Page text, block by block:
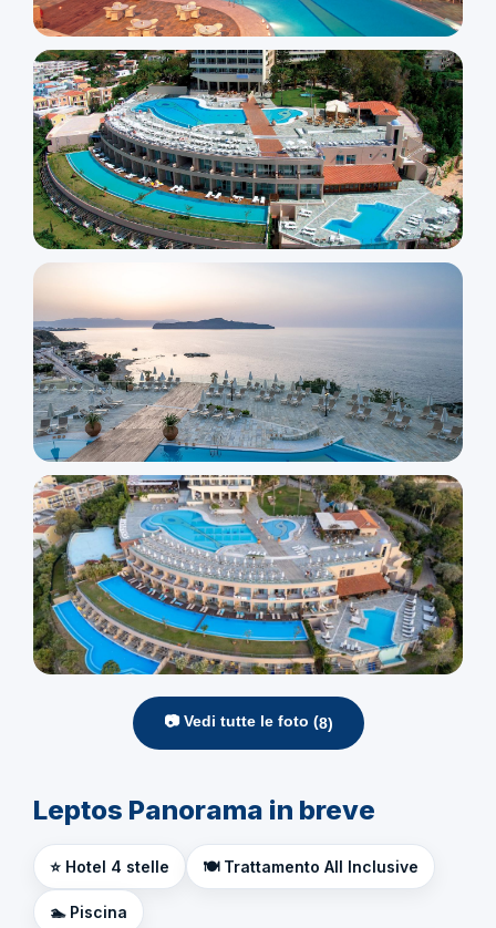
📷 Vedi tutte le foto (8)
Leptos Panorama in breve
⭐ Hotel 4 stelle 🍽️ Trattamento All Inclusive
🏊 Piscina